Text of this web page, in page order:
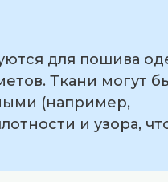
для пошива
Ткани могут
(например,
и узора,